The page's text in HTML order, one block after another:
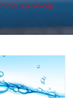
Балансир